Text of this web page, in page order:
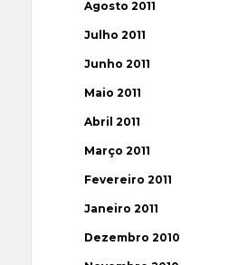
Agosto 2011
Julho 2011
Junho 2011
Maio 2011
Abril 2011
Março 2011
Fevereiro 2011
Janeiro 2011
Dezembro 2010